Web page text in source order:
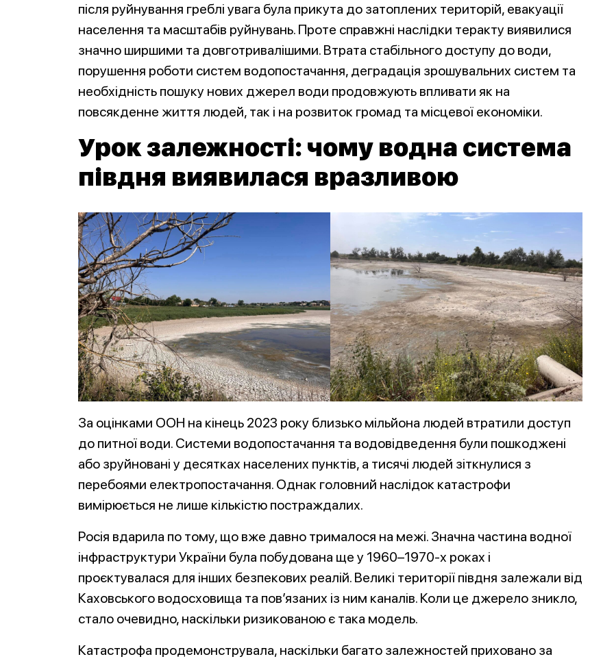
після руйнування греблі увага була прикута до затоплених територій, евакуації
населення та масштабів руйнувань. Проте справжні наслідки теракту виявилися
значно ширшими та довготривалішими. Втрата стабільного доступу до води,
порушення роботи систем водопостачання, деградація зрошувальних систем та
необхідність пошуку нових джерел води продовжують впливати як на
повсякденне життя людей, так і на розвиток громад та місцевої економіки.
Урок залежності: чому водна система
півдня виявилася вразливою
За оцінками ООН на кінець 2023 року близько мільйона людей втратили доступ
до питної води. Системи водопостачання та водовідведення були пошкоджені
або зруйновані у десятках населених пунктів, а тисячі людей зіткнулися з
перебоями електропостачання. Однак головний наслідок катастрофи
вимірюється не лише кількістю постраждалих.
Росія вдарила по тому, що вже давно трималося на межі. Значна частина водної
інфраструктури України була побудована ще у 1960–1970-х роках і
проєктувалася для інших безпекових реалій. Великі території півдня залежали від
Каховського водосховища та пов’язаних із ним каналів. Коли це джерело зникло,
стало очевидно, наскільки ризикованою є така модель.
Катастрофа продемонструвала, наскільки багато залежностей приховано за